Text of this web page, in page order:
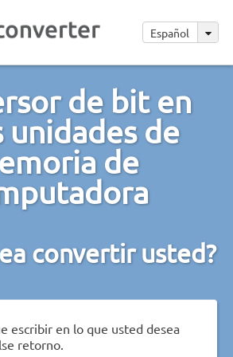
Español
de bit en
unidades de
de
convertir usted?
escribir en lo que usted desea
retorno.